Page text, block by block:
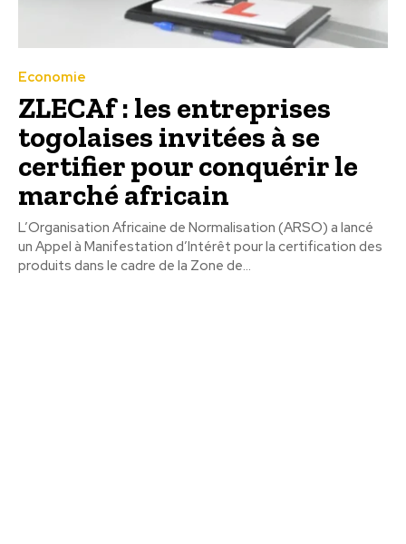
Economie
ZLECAf : les entreprises
togolaises invitées à se
certifier pour conquérir le
marché africain
L’Organisation Africaine de Normalisation (ARSO) a lancé
un Appel à Manifestation d’Intérêt pour la certification des
produits dans le cadre de la Zone de...